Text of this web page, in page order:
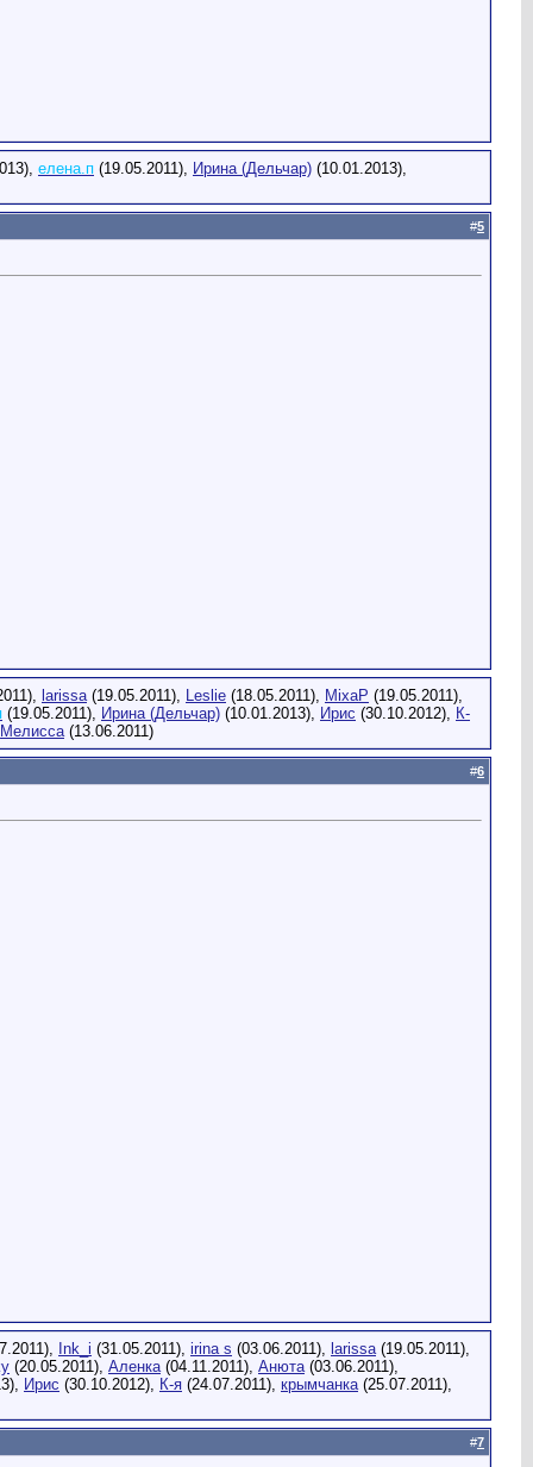
елена.п (19.05.2011), Ирина (Дельчар) (10.01.2013),
#5
larissa(19.05.2011), Leslie (18.05.2011), MixaP (19.05.2011),
(19.05.2011), Ирина (Дельчар) (10.01.2013), Ирис (30.10.2012), К-
Мелисса(13.06.2011)
#6
Ink_i (31.05.2011), irina s (03.06.2011), larissa(19.05.2011),
(20.05.2011), Аленка(04.11.2011), Анюта(03.06.2011),
Ирис (30.10.2012), К-я (24.07.2011), крымчанка(25.07.2011),
#7